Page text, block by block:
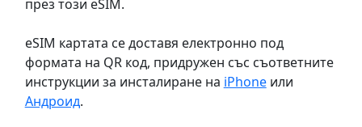
през този eSIM.
eSIM картата се доставя електронно под
формата на QR код, придружен със съответните
инструкции за инсталиране на iPhoneили
Андроид.